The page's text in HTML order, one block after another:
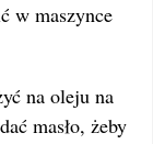
w maszynce
na oleju na
masło, żeby